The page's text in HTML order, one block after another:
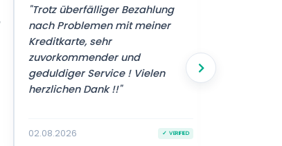
"Trotz überfälliger Bezahlung
nach Problemen mit meiner
Kreditkarte, sehr
zuvorkommender und
geduldiger Service ! Vielen
herzlichen Dank !!"
02.08.2026 ✓ VERIFIED